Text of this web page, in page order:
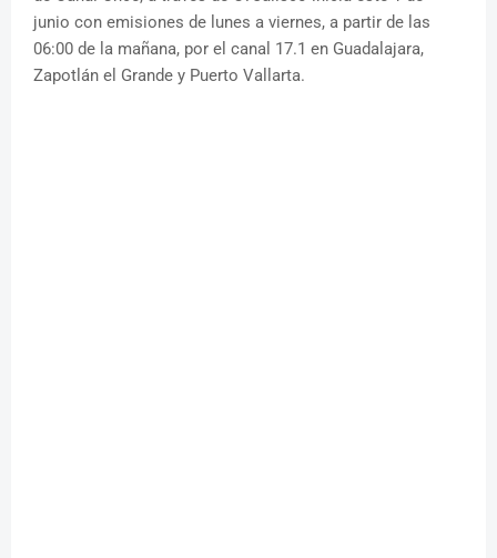
junio con emisiones de lunes a viernes, a partir de las
06:00 de la mañana, por el canal 17.1 en Guadalajara,
Zapotlán el Grande y Puerto Vallarta.